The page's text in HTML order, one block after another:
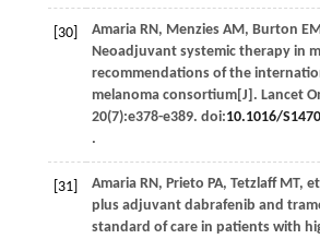
[30] Amaria RN, Menzies AM, Burton
Neoadjuvant systemic therapy in
recommendations of the
melanoma consortium[J]. Lancet
20(7):e378-e389. doi:10.1016/
.
[31] Amaria RN, Prieto PA, Tetzlaff MT,
plus adjuvant dabrafenib and
standard of care in patients with